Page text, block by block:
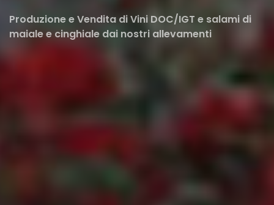
Produzione e Vendita di Vini DOC/IGT e salami di
maiale e cinghiale dai nostri allevamenti